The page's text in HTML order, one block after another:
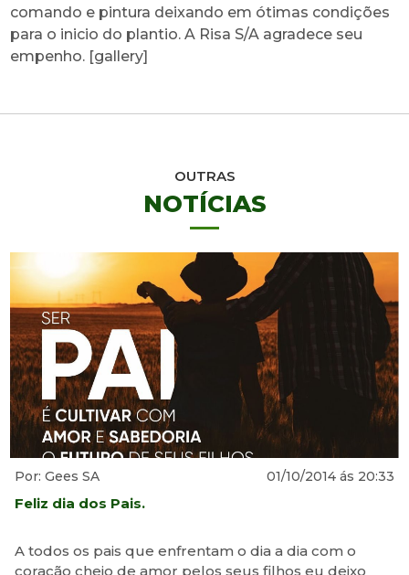
comando e pintura deixando em ótimas condições
para o inicio do plantio. A Risa S/A agradece seu
empenho. [gallery]
OUTRAS
NOTÍCIAS
Por: Gees SA 01/10/2014 ás 20:33
Feliz dia dos Pais.
A todos os pais que enfrentam o dia a dia com o
coração cheio de amor pelos seus filhos eu deixo